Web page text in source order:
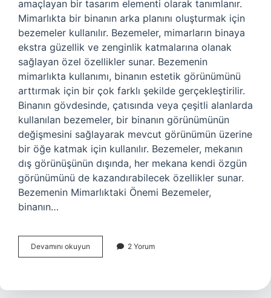
amaçlayan bir tasarım elementi olarak tanımlanır.
Mimarlıkta bir binanın arka planını oluşturmak için
bezemeler kullanılır. Bezemeler, mimarların binaya
ekstra güzellik ve zenginlik katmalarına olanak
sağlayan özel özellikler sunar. Bezemenin
mimarlıkta kullanımı, binanın estetik görünümünü
arttırmak için bir çok farklı şekilde gerçekleştirilir.
Binanın gövdesinde, çatısında veya çeşitli alanlarda
kullanılan bezemeler, bir binanın görünümünün
değişmesini sağlayarak mevcut görünümün üzerine
bir öğe katmak için kullanılır. Bezemeler, mekanın
dış görünüşünün dışında, her mekana kendi özgün
görünümünü de kazandırabilecek özellikler sunar.
Bezemenin Mimarlıktaki Önemi Bezemeler,
binanın…
Devamını okuyun Bezemenin
Mimarlıktaki
2 Yorum